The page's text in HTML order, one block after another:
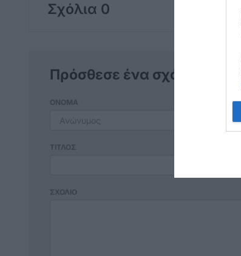
Σχόλια 0
Πρόσθεσε ένα σχόλιο
ΟΝΟΜΑ
ΤΙΤΛΟΣ
ΣΧΟΛΙΟ